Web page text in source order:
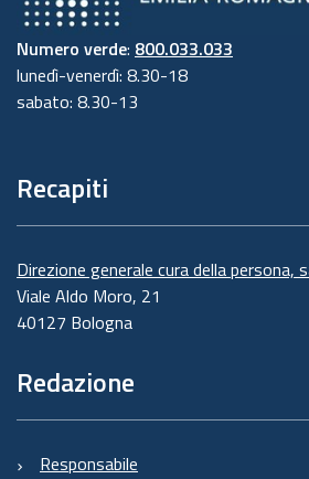
Numero verde: 800.033.033
lunedì-venerdì: 8.30-18
sabato: 8.30-13
Recapiti
Direzione generale cura della persona,
Viale Aldo Moro, 21
40127 Bologna
Redazione
Responsabile